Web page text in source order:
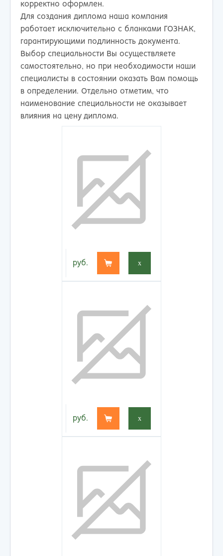
корректно оформлен.
Для создания диплома наша компания
работает исключительно с бланками ГОЗНАК,
гарантирующими подлинность документа.
Выбор специальности Вы осуществляете
самостоятельно, но при необходимости наши
специалисты в состоянии оказать Вам помощь
в определении. Отдельно отметим, что
наименование специальности не оказывает
влияния на цену диплома.
руб. x
руб. x